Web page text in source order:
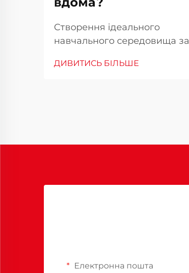
Створення ідеального
навчального середовища за
Правильний вибір шкільного
ДИВИТИСЬ БІЛЬШЕ
Електронна пошта